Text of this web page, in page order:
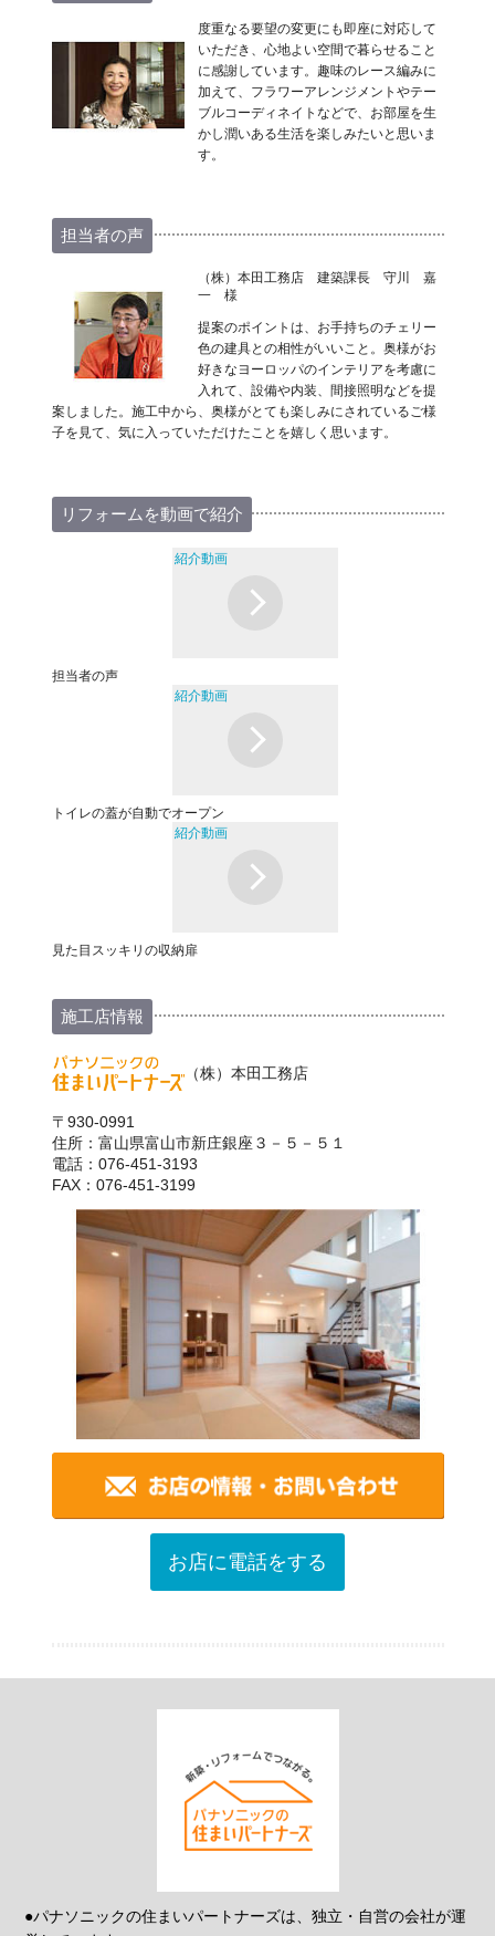
度重なる要望の変更にも即座に対応して
いただき、心地よい空間で暮らせること
に感謝しています。趣味のレース編みに
加えて、フラワーアレンジメントやテー
ブルコーディネイトなどで、お部屋を生
かし潤いある生活を楽しみたいと思いま
す。
担当者の声
（株）本田工務店 建築課長 守川 嘉
一 様
提案のポイントは、お手持ちのチェリー
色の建具との相性がいいこと。奥様がお
好きなヨーロッパのインテリアを考慮に
入れて、設備や内装、間接照明などを提
案しました。施工中から、奥様がとても楽しみにされているご様
子を見て、気に入っていただけたことを嬉しく思います。
リフォームを動画で紹介
紹介動画
担当者の声
紹介動画
トイレの蓋が自動でオープン
紹介動画
見た目スッキリの収納扉
施工店情報
（株）本田工務店
〒930-0991
住所：富山県富山市新庄銀座３－５－５１
電話：076-451-3193
FAX：076-451-3199
お店に電話をする
●パナソニックの住まいパートナーズは、独立・自営の会社が運